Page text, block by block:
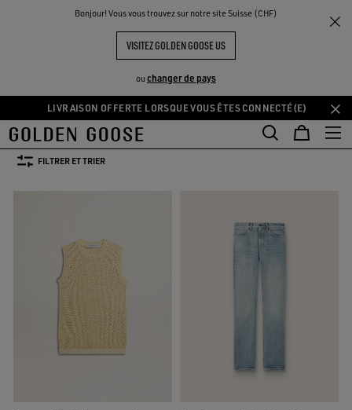
Bonjour! Vous vous trouvez sur notre site Suisse (CHF)
VISITEZ GOLDEN GOOSE US
ou changer de pays
Aller
au
contenu
Aller
au
contenu
pied
LIVRAISON OFFERTE LORSQUE VOUS ÊTES CONNECTÉ(E)
THE
COMMUNITY
Vêtements
VÊTEMENTS FEMME
T-Shirt & Tops
T-Shirt & Tops
Sweat-shirts
Sweat-shirts
Denim Jeans & Pantalons
Jeans & Pantalons
FILTRER ET TRIER